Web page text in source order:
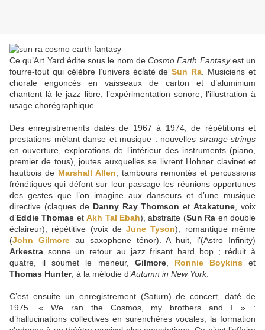
Ce qu’Art Yard édite sous le nom de Cosmo Earth Fantasyest un
fourre-tout qui célèbre l’univers éclaté deSun Ra . Musiciens et
chorale engoncés en vaisseaux de carton et d’aluminium
chantent là le jazz libre, l’expérimentation sonore, l’illustration à
usage chorégraphique…
Des enregistrements datés de 1967 à 1974, de répétitions et
prestations mêlant danse et musique : nouvelles strange strings
en ouverture, explorations de l’intérieur des instruments (piano,
premier de tous), joutes auxquelles se livrent Hohner clavinet et
hautbois de Marshall Allen , tambours remontés et percussions
frénétiques qui défont sur leur passage les réunions opportunes
des gestes que l’on imagine aux danseurs et d’une musique
directive (claques de Danny Ray Thomson etAtakatune , voix
d’Eddie Thomas etAkh Tal Ebah), abstraite (Sun Ra en double
éclaireur), répétitive (voix deJune Tyson), romantique même
(John Gilmoreau saxophone ténor). A huit, l’(Astro Infinity)
Arkestra sonne un retour au jazz frisant hard bop ; réduit à
quatre, il soumet le meneur, Gilmore, Ronnie Boykins et
Thomas Hunter, à la mélodie d’Autumn in New York.
C’est ensuite un enregistrement (Saturn) de concert, daté de
1975. « We ran the Cosmos, my brothers and I » :
d’hallucinations collectives en surenchères vocales, la formation